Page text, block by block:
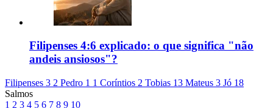
Filipenses 4:6 explicado: o que significa "não
andeis ansiosos"?
Filipenses 3 2 Pedro 1 1 Coríntios 2 Tobias 13 Mateus 3 Jó 18
Salmos
1 2 3 4 5 6 7 8 9 10